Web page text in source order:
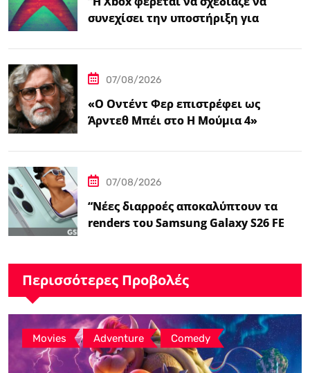
συνεχίσει την υποστήριξη για
‘Επαναφορά'”
07/08/2026
«Ο Οντέντ Φερ επιστρέφει ως
Άρντεθ Μπέι στο Η Μούμια 4»
07/08/2026
“Νέες διαρροές αποκαλύπτουν τα
renders του Samsung Galaxy S26 FE
Περισσότερες Προβολές
Movies , Adventure , Comedy